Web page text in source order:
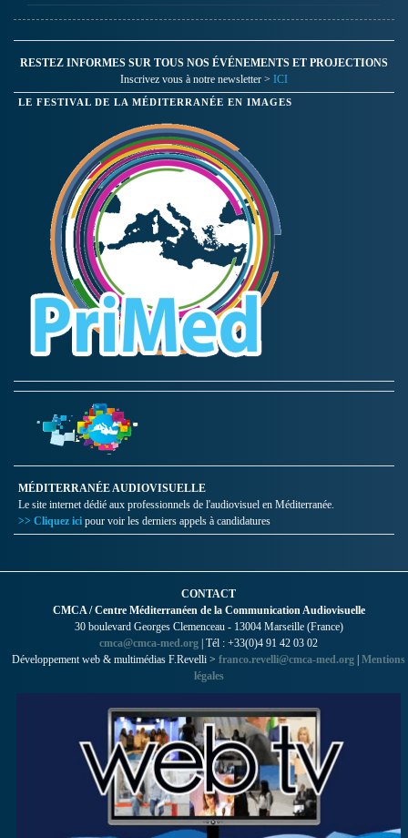
RESTEZ INFORMES SUR TOUS NOS ÉVÉNEMENTS ET PROJECTIONS
Inscrivez vous à notre newsletter > ICI
LE FESTIVAL DE LA MÉDITERRANÉE EN IMAGES
MÉDITERRANÉE AUDIOVISUELLE
Le site internet dédié aux professionnels de l'audiovisuel en Méditerranée.
>> Cliquez ici pour voir les derniers appels à candidatures
CONTACT
CMCA / Centre Méditerranéen de la Communication Audiovisuelle
30 boulevard Georges Clemenceau - 13004 Marseille (France)
cmca@cmca-med.org | Tél : +33(0)4 91 42 03 02
Développement web & multimédias F.Revelli > franco.revelli@cmca-med.org | Mentions
légales